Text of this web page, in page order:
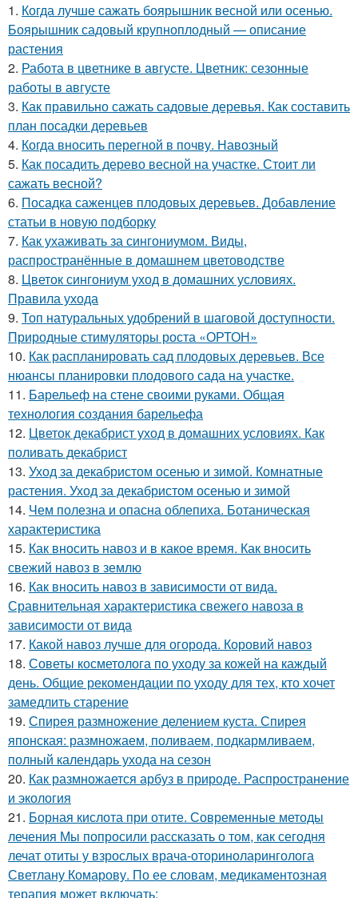
1. Когда лучше сажать боярышник весной или осенью.
Боярышник садовый крупноплодный — описание
растения
2. Работа в цветнике в августе. Цветник: сезонные
работы в августе
3. Как правильно сажать садовые деревья. Как составить
план посадки деревьев
4. Когда вносить перегной в почву. Навозный
5. Как посадить дерево весной на участке. Стоит ли
сажать весной?
6. Посадка саженцев плодовых деревьев. Добавление
статьи в новую подборку
7. Как ухаживать за сингониумом. Виды,
распространённые в домашнем цветоводстве
8. Цветок сингониум уход в домашних условиях.
Правила ухода
9. Топ натуральных удобрений в шаговой доступности.
Природные стимуляторы роста «ОРТОН»
10. Как распланировать сад плодовых деревьев. Все
нюансы планировки плодового сада на участке.
11. Барельеф на стене своими руками. Общая
технология создания барельефа
12. Цветок декабрист уход в домашних условиях. Как
поливать декабрист
13. Уход за декабристом осенью и зимой. Комнатные
растения. Уход за декабристом осенью и зимой
14. Чем полезна и опасна облепиха. Ботаническая
характеристика
15. Как вносить навоз и в какое время. Как вносить
свежий навоз в землю
16. Как вносить навоз в зависимости от вида.
Сравнительная характеристика свежего навоза в
зависимости от вида
17. Какой навоз лучше для огорода. Коровий навоз
18. Советы косметолога по уходу за кожей на каждый
день. Общие рекомендации по уходу для тех, кто хочет
замедлить старение
19. Спирея размножение делением куста. Спирея
японская: размножаем, поливаем, подкармливаем,
полный календарь ухода на сезон
20. Как размножается арбуз в природе. Распространение
и экология
21. Борная кислота при отите. Современные методы
лечения Мы попросили рассказать о том, как сегодня
лечат отиты у взрослых врача-оториноларинголога
Светлану Комарову. По ее словам, медикаментозная
терапия может включать: